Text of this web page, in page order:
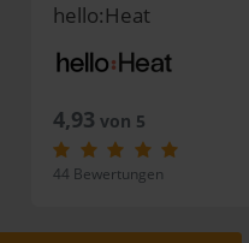
hello:Heat
4,93 von 5
44 Bewertungen